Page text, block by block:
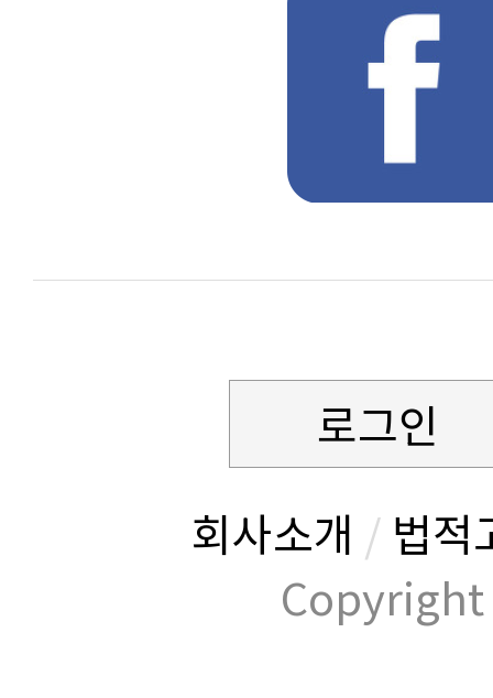
로그인
회사소개 / 법적
Copyright